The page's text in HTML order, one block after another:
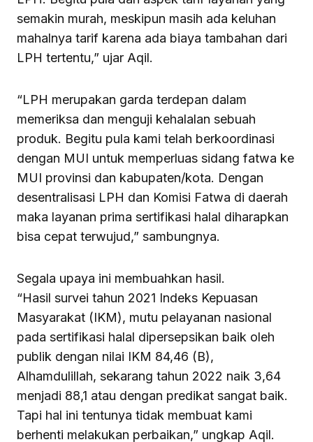
semakin murah, meskipun masih ada keluhan
mahalnya tarif karena ada biaya tambahan dari
LPH tertentu,” ujar Aqil.
“LPH merupakan garda terdepan dalam
memeriksa dan menguji kehalalan sebuah
produk. Begitu pula kami telah berkoordinasi
dengan MUI untuk memperluas sidang fatwa ke
MUI provinsi dan kabupaten/kota. Dengan
desentralisasi LPH dan Komisi Fatwa di daerah
maka layanan prima sertifikasi halal diharapkan
bisa cepat terwujud,” sambungnya.
Segala upaya ini membuahkan hasil.
“Hasil survei tahun 2021 Indeks Kepuasan
Masyarakat (IKM), mutu pelayanan nasional
pada sertifikasi halal dipersepsikan baik oleh
publik dengan nilai IKM 84,46 (B),
Alhamdulillah, sekarang tahun 2022 naik 3,64
menjadi 88,1 atau dengan predikat sangat baik.
Tapi hal ini tentunya tidak membuat kami
berhenti melakukan perbaikan,” ungkap Aqil.